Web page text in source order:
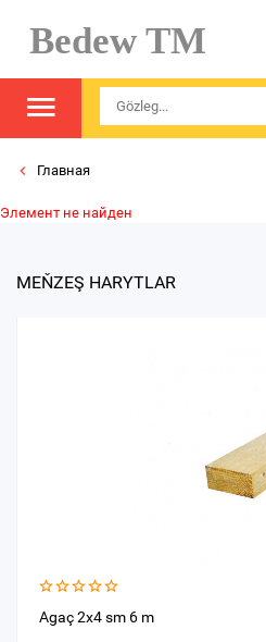
Bedew TM
Главная
Элемент не найден
MEŇZEŞ HARYTLAR
Agaç 2x4 sm 6 m